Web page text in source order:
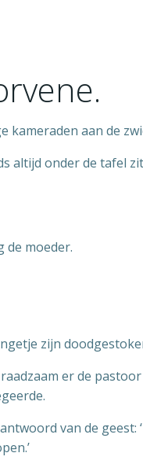
kameraden aan de
altijd onder de tafel
de moeder.
zijn
er de
van de